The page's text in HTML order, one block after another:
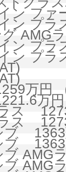
ン フ
ン プ
グ
ン プ
ン プ
万円
万
ス
ス
ブ
ブ
ブ
ブ